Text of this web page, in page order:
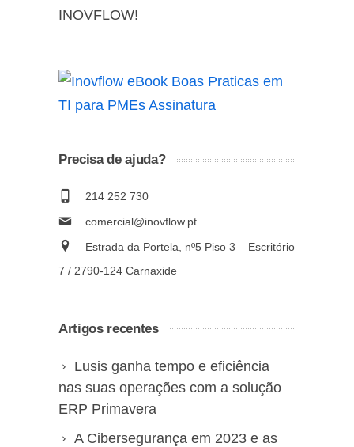
INOVFLOW!
Precisa de ajuda?
214 252 730
comercial@inovflow.pt
Estrada da Portela, nº5 Piso 3 – Escritório
7 / 2790-124 Carnaxide
Artigos recentes
Lusis ganha tempo e eficiência
nas suas operações com a solução
ERP Primavera
A Cibersegurança em 2023 e as